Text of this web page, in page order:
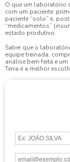
O que um laboratório
com um paciente:
paciente “solo” e,
“medicamentos”
estado produtivo.
Saber que o
equipe treinada,
análise bem feita e
Terra é a melhor